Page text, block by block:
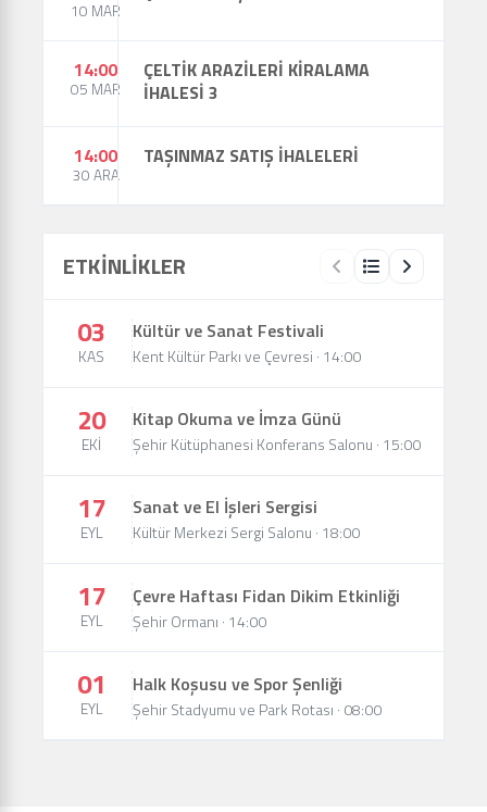
10 MAR
14:00
05 MAR
ÇELTİK ARAZİLERİ KİRALAMA
İHALESİ 3
14:00
30 ARA
TAŞINMAZ SATIŞ İHALELERİ
ETKİNLİKLER
03
KAS
Kültür ve Sanat Festivali
Kent Kültür Parkı ve Çevresi · 14:00
20
EKİ
Kitap Okuma ve İmza Günü
Şehir Kütüphanesi Konferans Salonu · 15:00
17
EYL
Sanat ve El İşleri Sergisi
Kültür Merkezi Sergi Salonu · 18:00
17
EYL
Çevre Haftası Fidan Dikim Etkinliği
Şehir Ormanı · 14:00
01
EYL
Halk Koşusu ve Spor Şenliği
Şehir Stadyumu ve Park Rotası · 08:00